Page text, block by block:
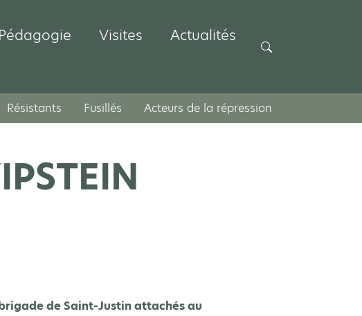
Pédagogie Visites Actualités
Rechercher
Résistants Fusillés Acteurs de la répression
de Saint-Justin attachés au